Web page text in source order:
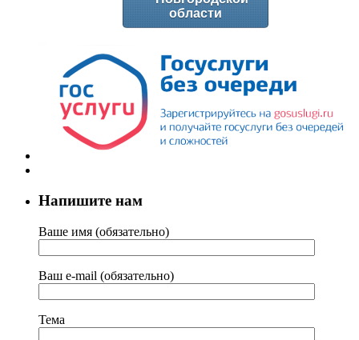
области
Напишите нам
Ваше имя (обязательно)
Ваш e-mail (обязательно)
Тема